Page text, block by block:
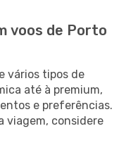
voos de Porto
vários tipos de
até à premium,
e preferências.
viagem, considere